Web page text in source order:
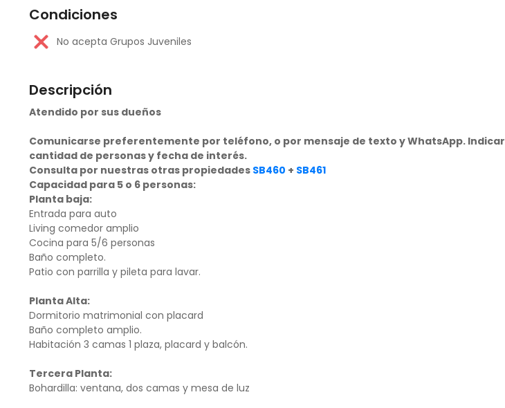
Condiciones
No acepta Grupos Juveniles
Descripción
Atendido por sus dueños
Comunicarse preferentemente por teléfono, o por mensaje de texto y WhatsApp. Indicar
cantidad de personas y fecha de interés.
Consulta por nuestras otras propiedades SB460 + SB461
Capacidad para 5 o 6 personas:
Planta baja:
Entrada para auto
Living comedor amplio
Cocina para 5/6 personas
Baño completo.
Patio con parrilla y pileta para lavar.
Planta Alta:
Dormitorio matrimonial con placard
Baño completo amplio.
Habitación 3 camas 1 plaza, placard y balcón.
Tercera Planta:
Bohardilla: ventana, dos camas y mesa de luz